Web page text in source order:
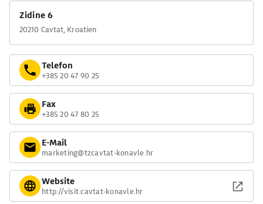
Zidine 6
20210 Cavtat, Kroatien
Telefon
+385 20 47 90 25
Fax
+385 20 47 80 25
E-Mail
marketing@tzcavtat-konavle.hr
Website
http://visit.cavtat-konavle.hr